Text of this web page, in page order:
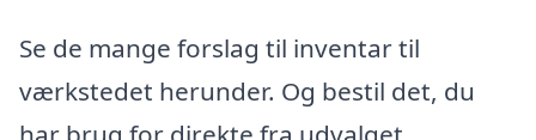
Se de mange forslag til inventar til
værkstedet herunder. Og bestil det, du